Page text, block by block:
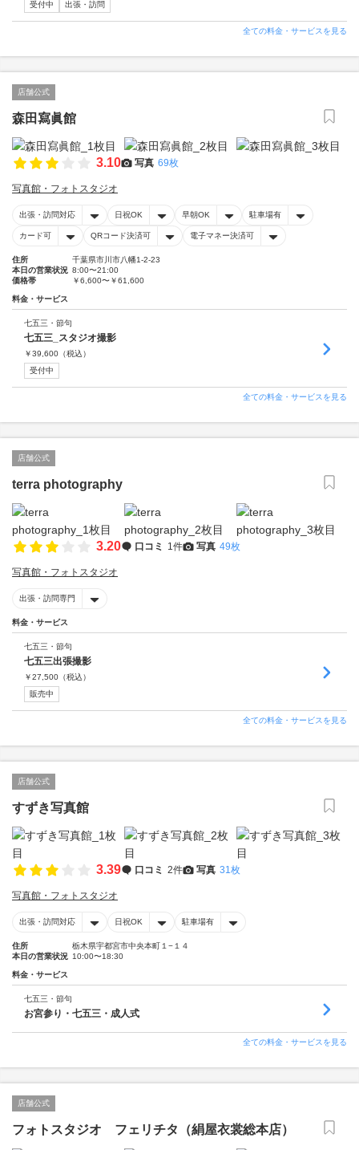
受付中 出張・訪問
全ての料金・サービスを見る
店舗公式
森田寫眞館
3.10 写真 69枚
写真館・フォトスタジオ
出張・訪問対応 日祝OK 早朝OK 駐車場有
カード可 QRコード決済可 電子マネー決済可
住所
千葉県市川市八幡1-2-23
本日の営業状況 8:00〜21:00
価格帯
￥6,600〜￥61,600
料金・サービス
七五三・節句
七五三_スタジオ撮影
￥39,600 （税込）
受付中
全ての料金・サービスを見る
店舗公式
terra photography
3.20 口コミ 1件 写真 49枚
写真館・フォトスタジオ
出張・訪問専門
料金・サービス
七五三・節句
七五三出張撮影
￥27,500 （税込）
販売中
全ての料金・サービスを見る
店舗公式
すずき写真館
3.39 口コミ 2件 写真 31枚
写真館・フォトスタジオ
出張・訪問対応 日祝OK 駐車場有
住所
栃木県宇都宮市中央本町１−１４
本日の営業状況 10:00〜18:30
料金・サービス
七五三・節句
お宮参り・七五三・成人式
全ての料金・サービスを見る
店舗公式
フォトスタジオ フェリチタ（絹屋衣裳総本店）